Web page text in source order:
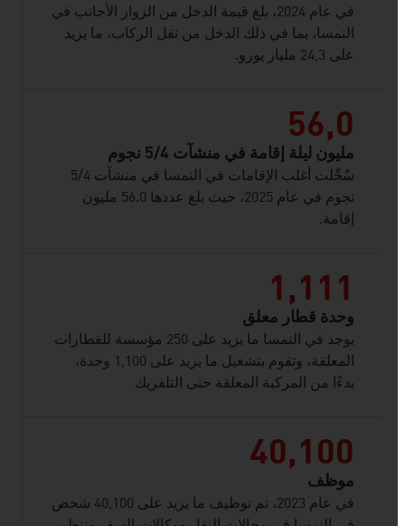
في عام 2024، بلغ قيمة الدخل من الزوار الأجانب في
النمسا، بما في ذلك الدخل من نقل الركاب، ما يزيد
على 24,3 مليار يورو.
56,0
مليون ليلة إقامة في منشآت 4‏/5 نجوم
سُجِّلت أغلب الإقامات في النمسا في منشآت 4‏/5
نجوم في عام 2025، حيث بلغ عددها 56.0 مليون
إقامة.
1,111
وحدة قطار معلق
يوجد في النمسا ما يزيد على 250 مؤسسة للقطارات
المعلقة، وتقوم بتشغيل ما يزيد على 1,100 وحدة،
بدءًا من المركبة المعلقة حتى التلفريك
40,100
موظف
في عام 2023، تم توظيف ما يزيد على 40,100 شخص